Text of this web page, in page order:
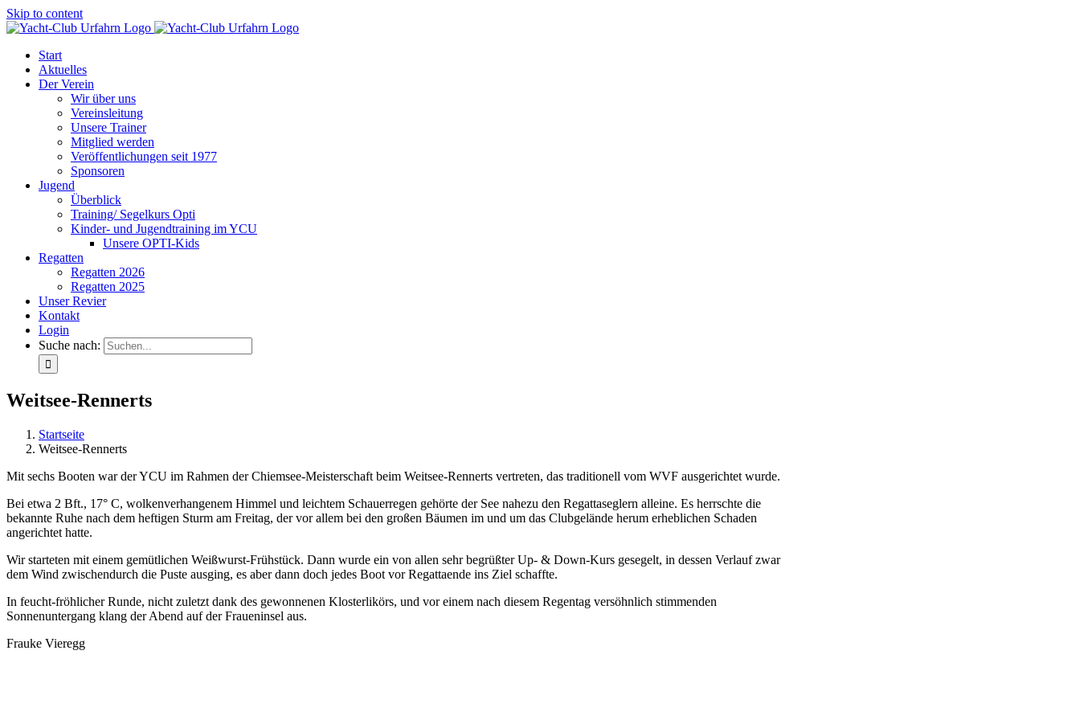
Skip to content
Start
Aktuelles
Der Verein
Wir über uns
Vereinsleitung
Unsere Trainer
Mitglied werden
Veröffentlichungen seit 1977
Sponsoren
Jugend
Überblick
Training/ Segelkurs Opti
Kinder- und Jugendtraining im YCU
Unsere OPTI-Kids
Regatten
Regatten 2026
Regatten 2025
Unser Revier
Kontakt
Login
Suche nach:
Weitsee-Rennerts
Startseite
Weitsee-Rennerts
Mit sechs Booten war der YCU im Rahmen der Chiemsee-Meisterschaft beim Weitsee-Rennerts vertreten, das traditionell vom WVF ausgerichtet wurde.
Bei etwa 2 Bft., 17° C, wolkenverhangenem Himmel und leichtem Schauerregen gehörte der See nahezu den Regattaseglern alleine. Es herrschte die
bekannte Ruhe nach dem heftigen Sturm am Freitag, der vor allem bei den großen Bäumen im und um das Clubgelände herum erheblichen Schaden
angerichtet hatte.
Wir starteten mit einem gemütlichen Weißwurst-Frühstück. Dann wurde ein von allen sehr begrüßter Up- & Down-Kurs gesegelt, in dessen Verlauf zwar
dem Wind zwischendurch die Puste ausging, es aber dann doch jedes Boot vor Regattaende ins Ziel schaffte.
In feucht-fröhlicher Runde, nicht zuletzt dank des gewonnenen Klosterlikörs, und vor einem nach diesem Regentag versöhnlich stimmenden
Sonnenuntergang klang der Abend auf der Fraueninsel aus.
Frauke Vieregg